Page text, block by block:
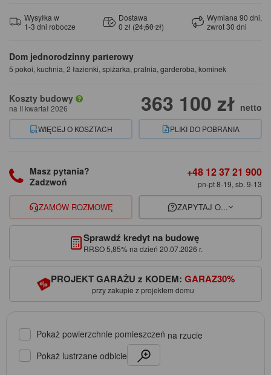
Dom jednorodzinny parterowy
5 pokoi, kuchnia, 2 łazienki, spiżarka, pralnia, garderoba, kominek
Koszty budowy
na II kwartał 2026 363 100 zł netto
WIĘCEJ O KOSZTACH PLIKI DO POBRANIA
Wysyłka w
1-3 dni robocze
Dostawa
0 zł (24,60 zł)
Wymiana 90 dni,
zwrot 30 dni
Masz pytania?
Zadzwoń
+48 12 37 21 900
pn-pt 8-19, sb. 9-13
ZAMÓW ROZMOWĘ ZAPYTAJ O...
Sprawdź kredyt na budowę
RRSO 5,85% na dzień 20.07.2026 r.
PROJEKT GARAŻU z KODEM: GARAZ30%
przy zakupie z projektem domu
Pokaż powierzchnie pomieszczeń na rzucie
Pokaż lustrzane odbicie